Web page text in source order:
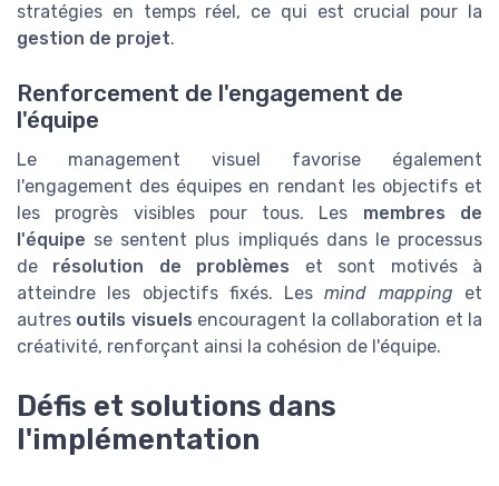
stratégies en temps réel, ce qui est crucial pour la
gestion de projet.
Renforcement de l'engagement de
l'équipe
Le management visuel favorise également
l'engagement des équipes en rendant les objectifs et
les progrès visibles pour tous. Les membres de
l'équipe se sentent plus impliqués dans le processus
de résolution de problèmes et sont motivés à
atteindre les objectifs fixés. Lesmind mapping et
autres outils visuels encouragent la collaboration et la
créativité, renforçant ainsi la cohésion de l'équipe.
Défis et solutions dans
l'implémentation